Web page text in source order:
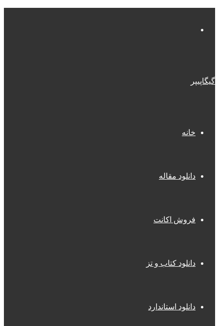
گیگاپیپر
خانه
دانلود مقاله
فروش اکانت
دانلود کتاب و تز
دانلود استاندارد